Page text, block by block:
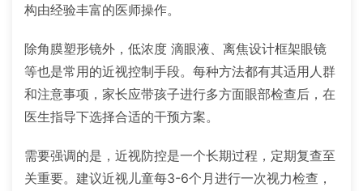
构由经验丰富的医师操作。
除角膜塑形镜外，低浓度 滴眼液、离焦设计框架眼镜
等也是常用的近视控制手段。每种方法都有其适用人群
和注意事项，家长应带孩子进行多方面眼部检查后，在
医生指导下选择合适的干预方案。
需要强调的是，近视防控是一个长期过程，定期复查至
关重要。建议近视儿童每3-6个月进行一次视力检查，